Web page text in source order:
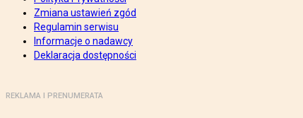
Zmiana ustawień zgód
Regulamin serwisu
Informacje o nadawcy
Deklaracja dostępności
REKLAMA I PRENUMERATA